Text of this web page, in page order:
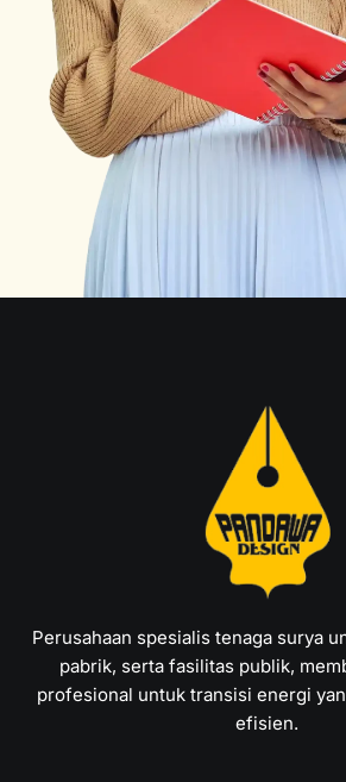
Perusahaan spesialis tenaga surya
pabrik, serta fasilitas publik,
profesional untuk transisi energi
efisien.